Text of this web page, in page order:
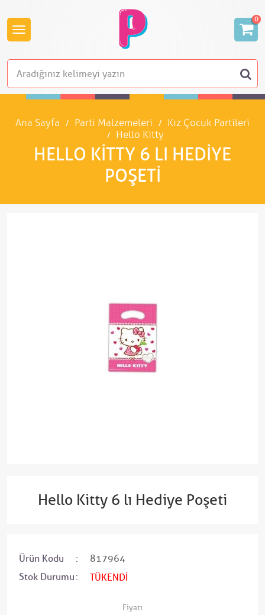
0
Ana Sayfa Parti Malzemeleri
Kız Çocuk Partileri
Hello Kitty
HELLO KITTY 6 LI HEDIYE
POŞETI
Hello Kitty 6 lı Hediye Poşeti
Ürün Kodu
817964
Stok Durumu
TÜKENDİ
Fiyatı